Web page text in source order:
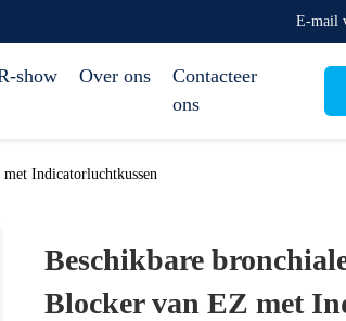
E-mail
show Over ons
Contacteer
ons
Indicatorluchtkussen
Beschikbare
Blocker van EZ met